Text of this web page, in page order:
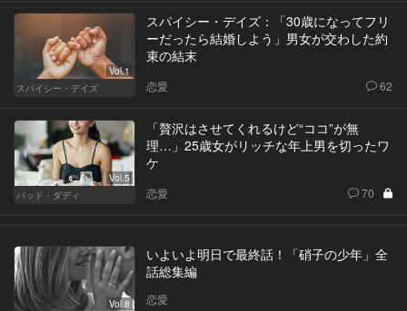
Vol.1
スパイシー・デイズ
スパイシー・デイズ：「30歳になってフリ
ーだったら結婚しよう」男女が交わした約
束の結末
恋愛 62
Vol.5
バッド・ダディ
「贅沢はさせてくれるけど“ココ”が無
理…」25歳女がリッチな年上男を切ったワ
ケ
恋愛 70
Vol.8
いよいよ明日で最終話！「硝子の少年」全
話総集編
恋愛